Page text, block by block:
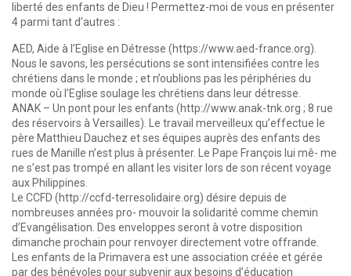
liberté des enfants de Dieu ! Permettez-moi de vous en présenter
4 parmi tant d’autres :
AED, Aide à l’Eglise en Détresse (https://www.aed-france.org).
Nous le savons, les persécutions se sont intensifiées contre les
chrétiens dans le monde ; et n’oublions pas les périphéries du
monde où l’Eglise soulage les chrétiens dans leur détresse.
ANAK – Un pont pour les enfants (http://www.anak-tnk.org ; 8 rue
des réservoirs à Versailles). Le travail merveilleux qu’effectue le
père Matthieu Dauchez et ses équipes auprès des enfants des
rues de Manille n’est plus à présenter. Le Pape François lui mê- me
ne s’est pas trompé en allant les visiter lors de son récent voyage
aux Philippines.
Le CCFD (http://ccfd-terresolidaire.org) désire depuis de
nombreuses années pro- mouvoir la solidarité comme chemin
d’Evangélisation. Des enveloppes seront à votre disposition
dimanche prochain pour renvoyer directement votre offrande.
Les enfants de la Primavera est une association créée et gérée
par des bénévoles pour subvenir aux besoins d’éducation